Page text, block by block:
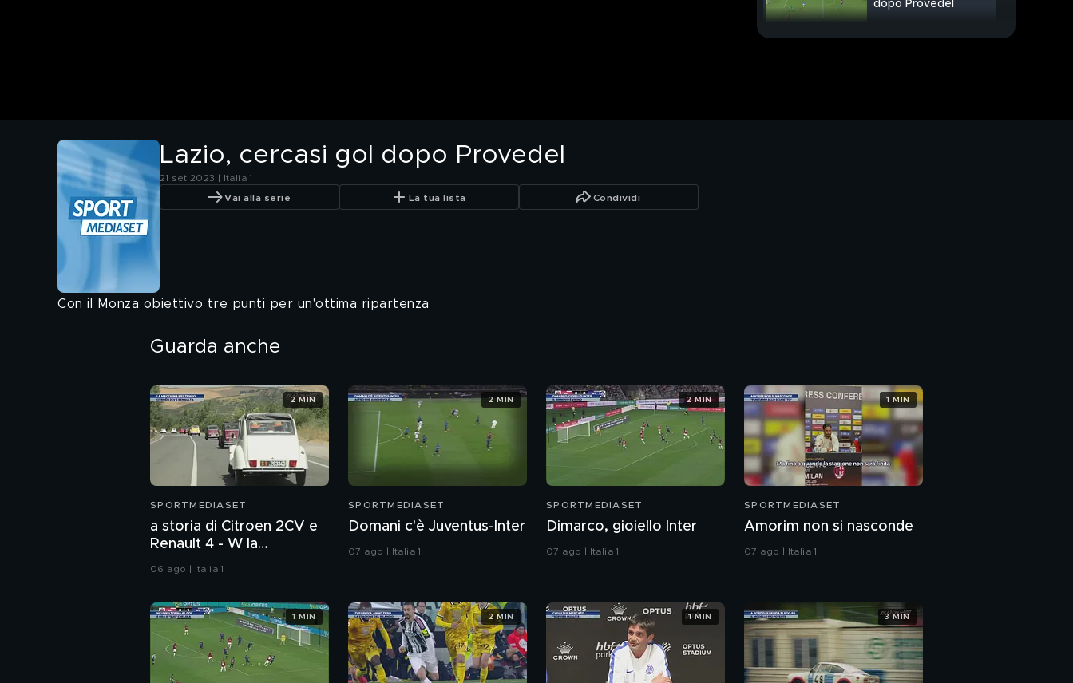
dopo Provedel
L'Alpine A110 R si
rinnova
Citroen Type Holidays
Lazio, cercasi gol dopo Provedel
21 set 2023 | Italia 1
Vai alla serie La tua lista Condividi
Con il Monza obiettivo tre punti per un'ottima ripartenza
Guarda anche
SPORTMEDIASET
a storia di Citroen 2CV e
Renault 4 - W la
rivoluzione
06 ago | Italia 1
2 MIN
SPORTMEDIASET
Domani c'è Juventus-Inter
07 ago | Italia 1
2 MIN
SPORTMEDIASET
Dimarco, gioiello Inter
07 ago | Italia 1
2 MIN
SPORTMEDIASET
Amorim non si nasconde
07 ago | Italia 1
1 MIN
1 MIN 2 MIN 1 MIN 3 MIN